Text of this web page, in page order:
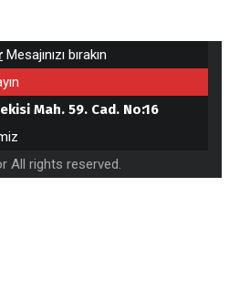
Mesajınızı bırakın
Mah. 59. Cad. No:16
All rights reserved.